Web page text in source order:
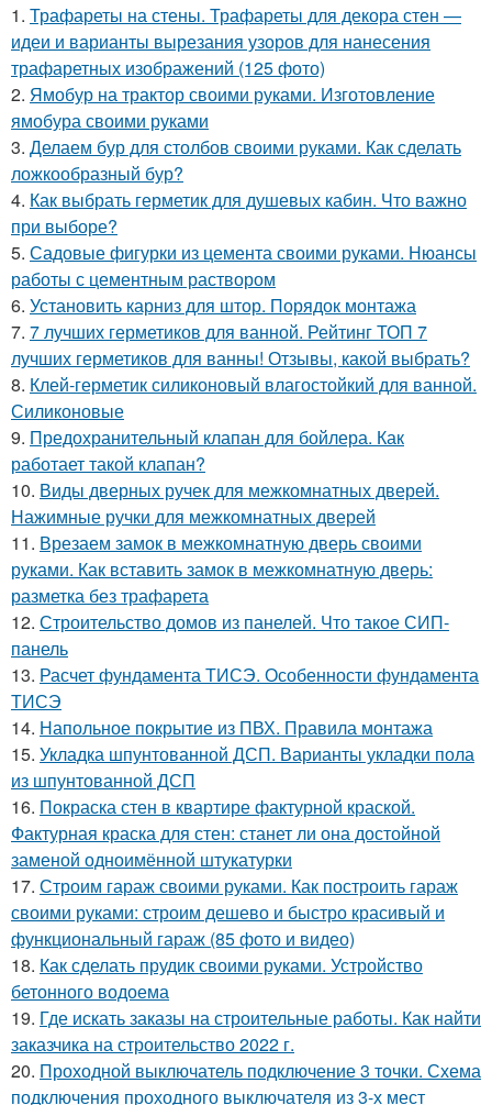
1. Трафареты на стены. Трафареты для декора стен —
идеи и варианты вырезания узоров для нанесения
трафаретных изображений (125 фото)
2. Ямобур на трактор своими руками. Изготовление
ямобура своими руками
3. Делаем бур для столбов своими руками. Как сделать
ложкообразный бур?
4. Как выбрать герметик для душевых кабин. Что важно
при выборе?
5. Садовые фигурки из цемента своими руками. Нюансы
работы с цементным раствором
6. Установить карниз для штор. Порядок монтажа
7. 7 лучших герметиков для ванной. Рейтинг ТОП 7
лучших герметиков для ванны! Отзывы, какой выбрать?
8. Клей-герметик силиконовый влагостойкий для ванной.
Силиконовые
9. Предохранительный клапан для бойлера. Как
работает такой клапан?
10. Виды дверных ручек для межкомнатных дверей.
Нажимные ручки для межкомнатных дверей
11. Врезаем замок в межкомнатную дверь своими
руками. Как вставить замок в межкомнатную дверь:
разметка без трафарета
12. Строительство домов из панелей. Что такое СИП-
панель
13. Расчет фундамента ТИСЭ. Особенности фундамента
ТИСЭ
14. Напольное покрытие из ПВХ. Правила монтажа
15. Укладка шпунтованной ДСП. Варианты укладки пола
из шпунтованной ДСП
16. Покраска стен в квартире фактурной краской.
Фактурная краска для стен: станет ли она достойной
заменой одноимённой штукатурки
17. Строим гараж своими руками. Как построить гараж
своими руками: строим дешево и быстро красивый и
функциональный гараж (85 фото и видео)
18. Как сделать прудик своими руками. Устройство
бетонного водоема
19. Где искать заказы на строительные работы. Как найти
заказчика на строительство 2022 г.
20. Проходной выключатель подключение 3 точки. Схема
подключения проходного выключателя из 3-х мест